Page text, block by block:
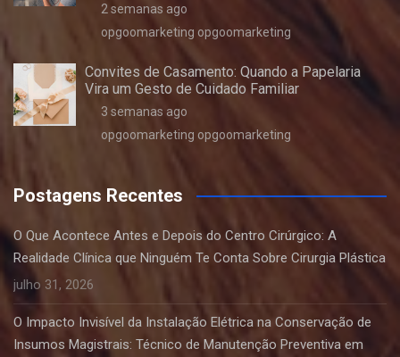
2 semanas ago
opgoomarketing opgoomarketing
Convites de Casamento: Quando a Papelaria
Vira um Gesto de Cuidado Familiar
3 semanas ago
opgoomarketing opgoomarketing
Postagens Recentes
O Que Acontece Antes e Depois do Centro Cirúrgico: A
Realidade Clínica que Ninguém Te Conta Sobre Cirurgia Plástica
julho 31, 2026
O Impacto Invisível da Instalação Elétrica na Conservação de
Insumos Magistrais: Técnico de Manutenção Preventiva em